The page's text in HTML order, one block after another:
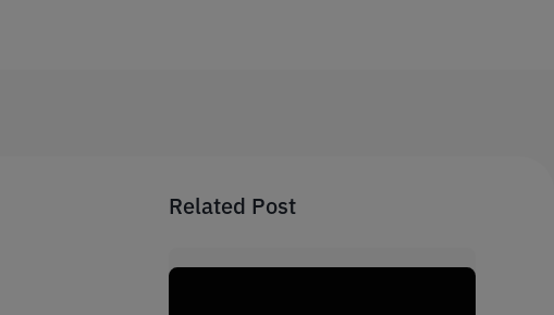
Related Post